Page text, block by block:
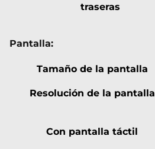
traseras
Pantalla:
Tamaño de la pantalla
Resolución de la pantalla
Con pantalla táctil